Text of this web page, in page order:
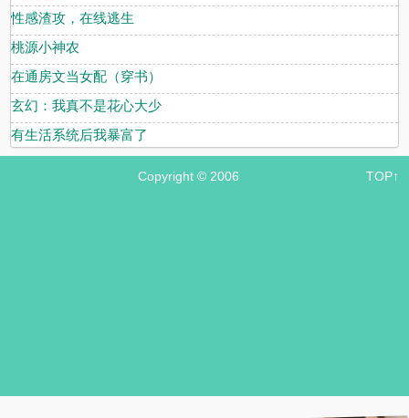
性感渣攻，在线逃生
桃源小神农
在通房文当女配（穿书）
玄幻：我真不是花心大少
有生活系统后我暴富了
Copyright © 2006 TOP↑